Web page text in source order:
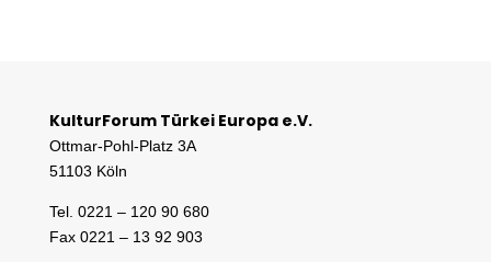
KulturForum Türkei Europa e.V.
Ottmar-Pohl-Platz 3A
51103 Köln
Tel. 0221 – 120 90 680
Fax 0221 – 13 92 903